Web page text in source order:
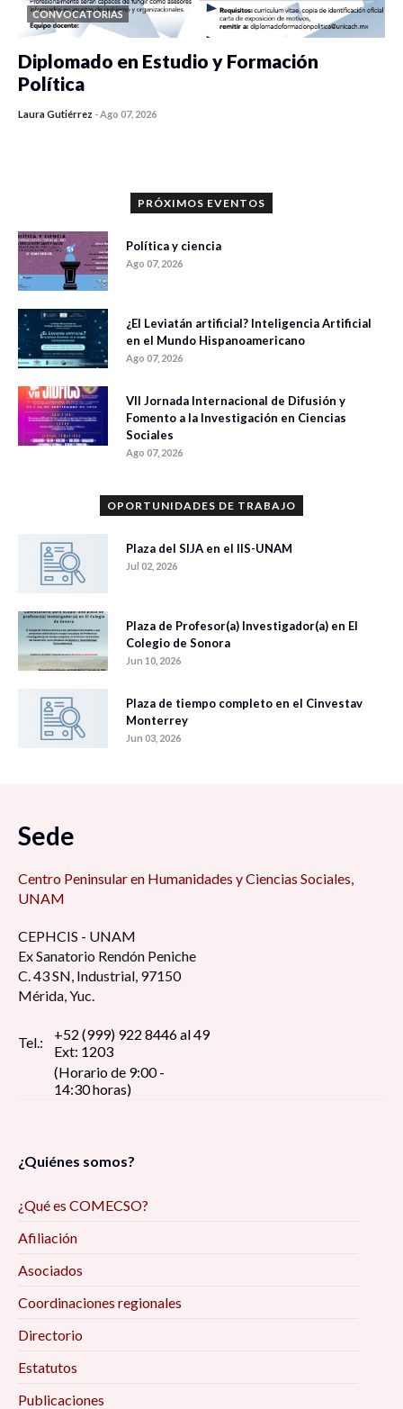
CONVOCATORIAS
Diplomado en Estudio y Formación
Política
Laura Gutiérrez -Ago 07, 2026
PRÓXIMOS EVENTOS
Política y ciencia
Ago 07, 2026
¿El Leviatán artificial? Inteligencia Artificial
en el Mundo Hispanoamericano
Ago 07, 2026
VII Jornada Internacional de Difusión y
Fomento a la Investigación en Ciencias
Sociales
Ago 07, 2026
OPORTUNIDADES DE TRABAJO
Plaza del SIJA en el IIS-UNAM
Jul 02, 2026
Plaza de Profesor(a) Investigador(a) en El
Colegio de Sonora
Jun 10, 2026
Plaza de tiempo completo en el Cinvestav
Monterrey
Jun 03, 2026
Sede
Centro Peninsular en Humanidades y Ciencias Sociales,
UNAM
CEPHCIS - UNAM
Ex Sanatorio Rendón Peniche
C. 43 SN, Industrial, 97150
Mérida, Yuc.
Tel.:
+52 (999) 922 8446 al 49
Ext: 1203
(Horario de 9:00 -
14:30 horas)
¿Quiénes somos?
¿Qué es COMECSO?
Afiliación
Asociados
Coordinaciones regionales
Directorio
Estatutos
Publicaciones